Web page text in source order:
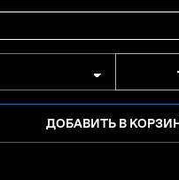
ДОБАВИТЬ В